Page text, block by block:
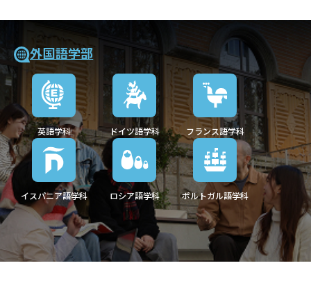
外国語学部
英語学科 ドイツ語学科 フランス語学科
イスパニア語学科 ロシア語学科 ポルトガル語学科